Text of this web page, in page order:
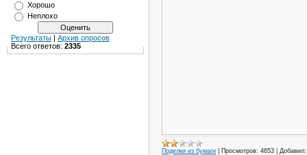
Хорошо
Неплохо
Результаты | Архив опросов
Всего ответов: 2335
Поделки из бумаги Просмотров: 4653 Добавил: